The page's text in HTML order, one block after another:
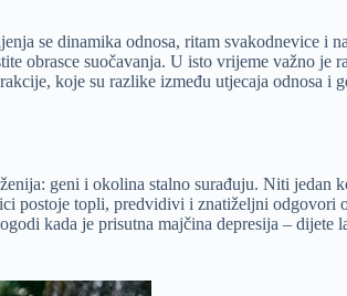
se dinamika odnosa, ritam svakodnevice i
obrasce suočavanja. U isto vrijeme važno je
koje su razlike između utjecaja odnosa i
geni i okolina stalno surađuju. Niti jedan
postoje topli, predvidivi i znatiželjni odgovori
kada je prisutna majčina depresija – dijete